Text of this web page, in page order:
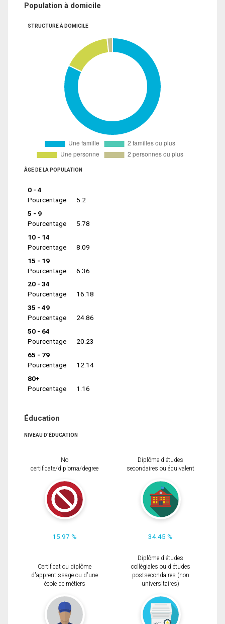
Population à domicile
STRUCTURE À DOMICILE
ÂGE DE LA POPULATION
0 - 4
Pourcentage
5.2
5 - 9
Pourcentage
5.78
10 - 14
Pourcentage
8.09
15 - 19
Pourcentage
6.36
20 - 34
Pourcentage
16.18
35 - 49
Pourcentage
24.86
50 - 64
Pourcentage
20.23
65 - 79
Pourcentage
12.14
80+
Pourcentage
1.16
Éducation
NIVEAU D'ÉDUCATION
No
certificate/diploma/degree
15.97 %
Diplôme d'études
secondaires ou équivalent
34.45 %
Certificat ou diplôme
d'apprentissage ou d'une
école de métiers
Diplôme d'études
collégiales ou d'études
postsecondaires (non
universitaires)